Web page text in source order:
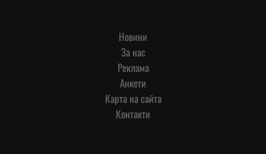
Новини
За нас
Реклама
Анкети
Карта на сайта
Контакти